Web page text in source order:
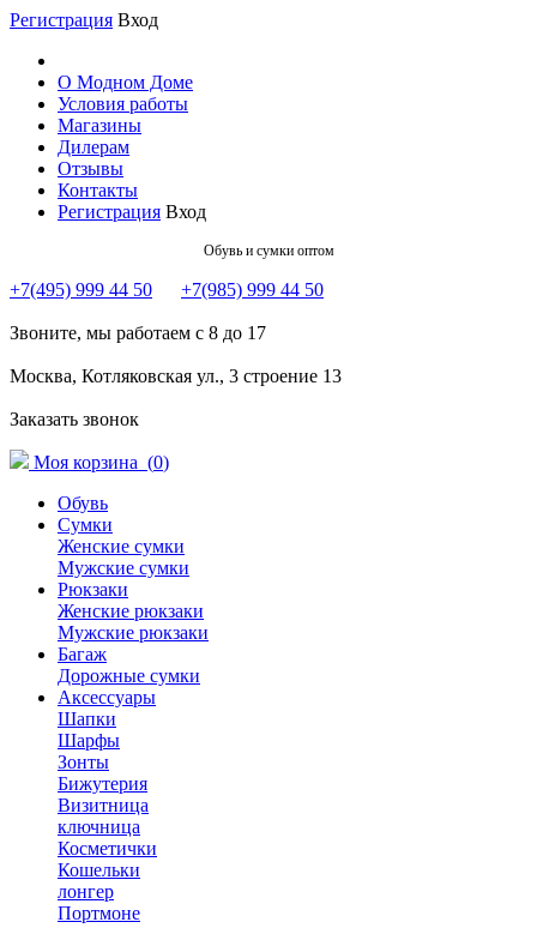
Регистрация Вход
О Модном Доме
Условия работы
Магазины
Дилерам
Отзывы
Контакты
Регистрация Вход
Обувь и сумки оптом
+7(495) 999 44 50 +7(985) 999 44 50
Звоните, мы работаем с 8 до 17
Москва, Котляковская ул., 3 строение 13
Заказать звонок
Моя корзина (0)
Обувь
Сумки
Женские сумки
Мужские сумки
Рюкзаки
Женские рюкзаки
Мужские рюкзаки
Багаж
Дорожные сумки
Аксессуары
Шапки
Шарфы
Зонты
Бижутерия
Визитница
ключница
Косметички
Кошельки
лонгер
Портмоне